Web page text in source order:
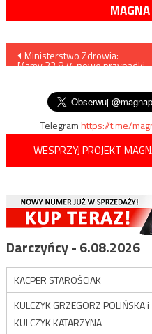
Nawigacja
Ministerstwo Zdrowia:
Mamy 32.874 nowe przypadki
Telegramhttps://t.me/
WESPRZYJ PROJEKT
Darczyńcy - 6.08.2026
KACPER STAROŚCIAK
KULCZYK GRZEGORZ POLIŃSKA i
KULCZYK KATARZYNA